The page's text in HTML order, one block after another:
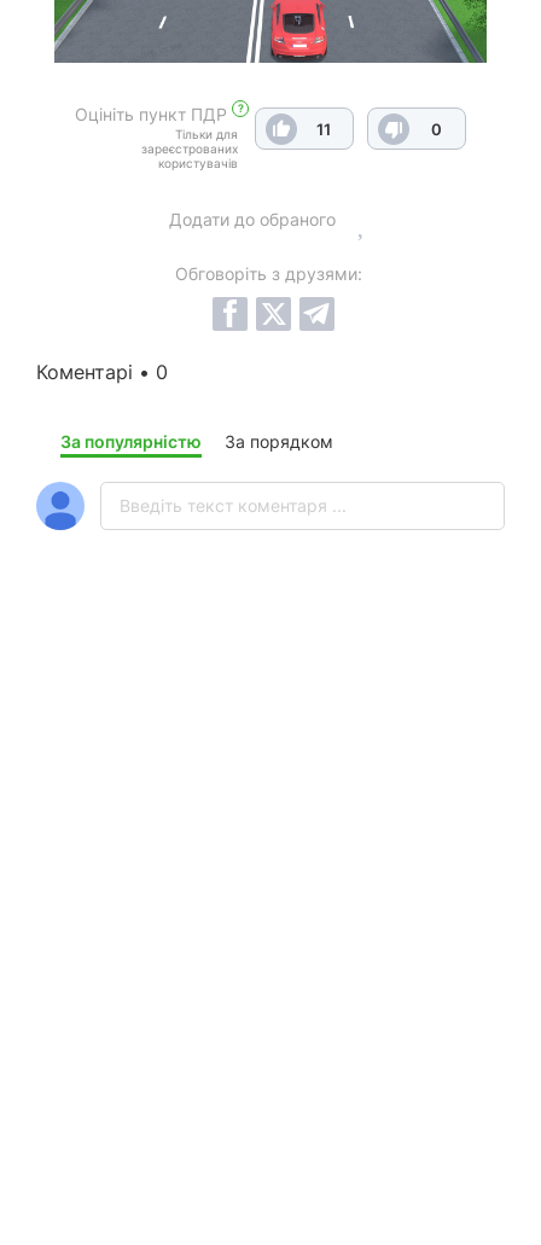
Оцініть пункт ПДР ?
Тільки для
зареєстрованих
користувачів
11 0
Додати до обраного
Обговоріть з друзями:
Коментарі • 0
За популярністю За порядком